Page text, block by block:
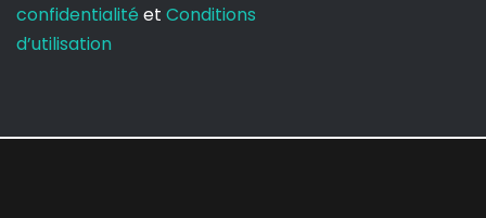
confidentialité et Conditions
d’utilisation